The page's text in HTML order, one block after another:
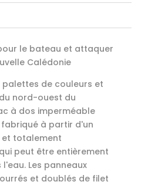
le bateau et attaquer
Calédonie
palettes de couleurs et
nord-ouest du
à dos imperméable
à partir d'un
et totalement
peut être entièrement
Les panneaux
et doublés de filet